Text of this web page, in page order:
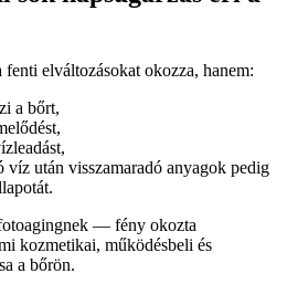
elváltozásokat okozza, hanem:
a bőrt,
víz után visszamaradó anyagok pedig
— fény okozta
kozmetikai, működésbeli és
a bőrön.